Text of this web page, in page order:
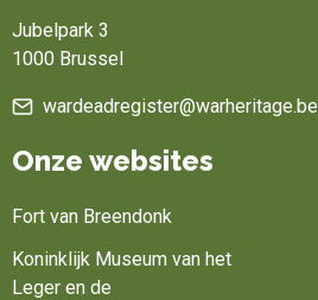
Jubelpark 3
1000 Brussel
wardeadregister@warheritage.be
Onze websites
Fort van Breendonk
Koninklijk Museum van het
Leger en de